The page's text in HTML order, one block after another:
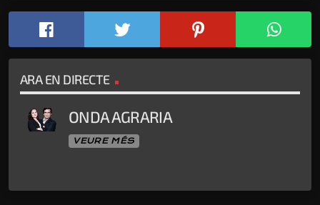
ARA EN DIRECTE
ONDA AGRARIA
VEURE MÉS